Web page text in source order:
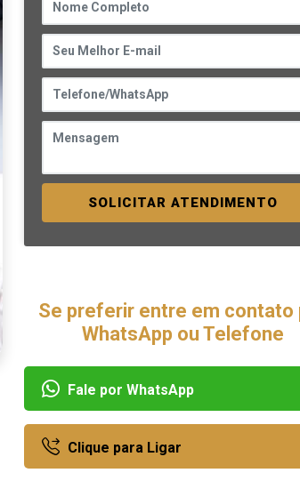
SOLICITAR ATENDIMENTO
Se preferir entre em contato
WhatsApp ou Telefone
Fale por WhatsApp
Clique para Ligar